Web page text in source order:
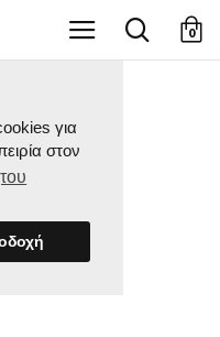
για
στον
X
0